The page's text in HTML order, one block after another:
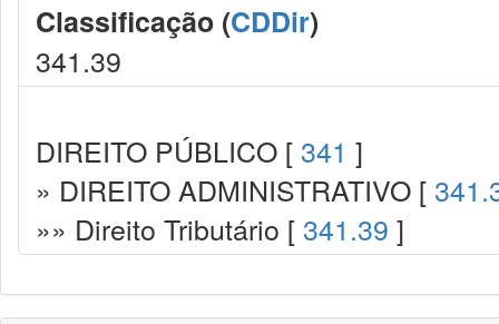
Classificação (CDDir)
341.39
DIREITO PÚBLICO [ 341 ]
» DIREITO ADMINISTRATIVO [
»» Direito Tributário [ 341.39 ]